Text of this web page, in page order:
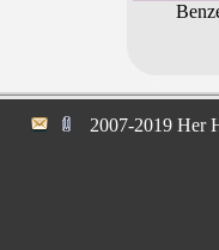
2007-2019 Her